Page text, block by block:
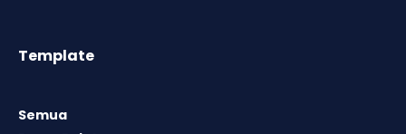
Template
Semua